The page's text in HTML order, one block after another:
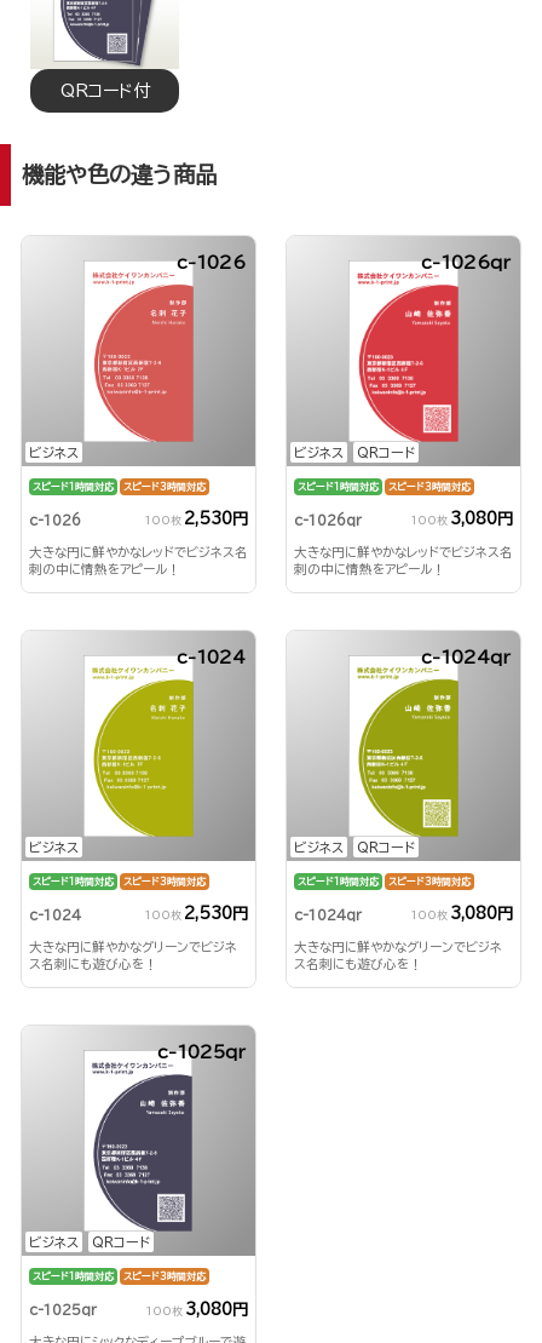
QRコード付
機能や色の違う商品
ビジネス
c-1026
スピード1時間対応 スピード3時間対応
c-1026 100枚 2,530円
大きな円に鮮やかなレッドでビジネス名
刺の中に情熱をアピール！
ビジネス QRコード
c-1026qr
スピード1時間対応 スピード3時間対応
c-1026qr 100枚 3,080円
大きな円に鮮やかなレッドでビジネス名
刺の中に情熱をアピール！
ビジネス
c-1024
スピード1時間対応 スピード3時間対応
c-1024 100枚 2,530円
大きな円に鮮やかなグリーンでビジネ
ス名刺にも遊び心を！
ビジネス QRコード
c-1024qr
スピード1時間対応 スピード3時間対応
c-1024qr 100枚 3,080円
大きな円に鮮やかなグリーンでビジネ
ス名刺にも遊び心を！
ビジネス QRコード
c-1025qr
スピード1時間対応 スピード3時間対応
c-1025qr 100枚 3,080円